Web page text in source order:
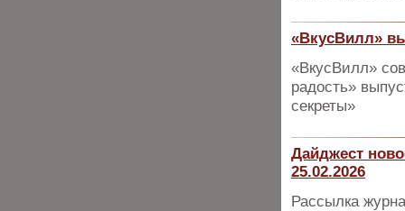
«ВкусВилл»
«ВкусВилл»
радость»
секреты»
Дайджест
25.02.2026
Рассылка